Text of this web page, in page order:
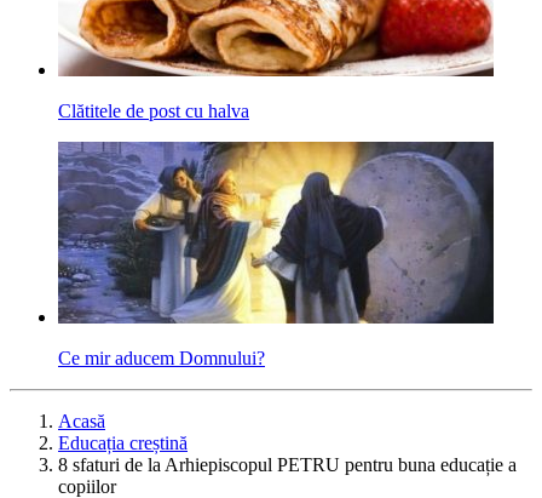
Clătitele de post cu halva
Ce mir aducem Domnului?
Acasă
Educația creștină
8 sfaturi de la Arhiepiscopul PETRU pentru buna educație a
copiilor